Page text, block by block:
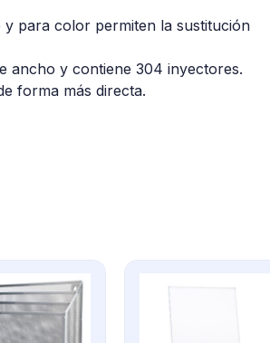
y para color permiten la sustitución
ancho y contiene 304 inyectores.
forma más directa.